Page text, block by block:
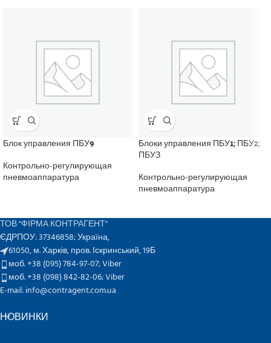
Блок управления ПБУ9
Контрольно-регулирующая
пневмоаппаратура
Блоки управления ПБУ1; ПБУ2;
ПБУЗ
Контрольно-регулирующая
пневмоаппаратура
ТОВ "ФІРМА КОНТРАГЕНТ"
ЄДРПОУ: 37346858; Україна,
61050, м. Харків, пров. Іскринський, 19Б
моб. +38 (095) 784-97-07;Viber
моб. +38 (098) 842-82-06;Viber
E-mail: info@contragent.com.ua
НОВИНКИ